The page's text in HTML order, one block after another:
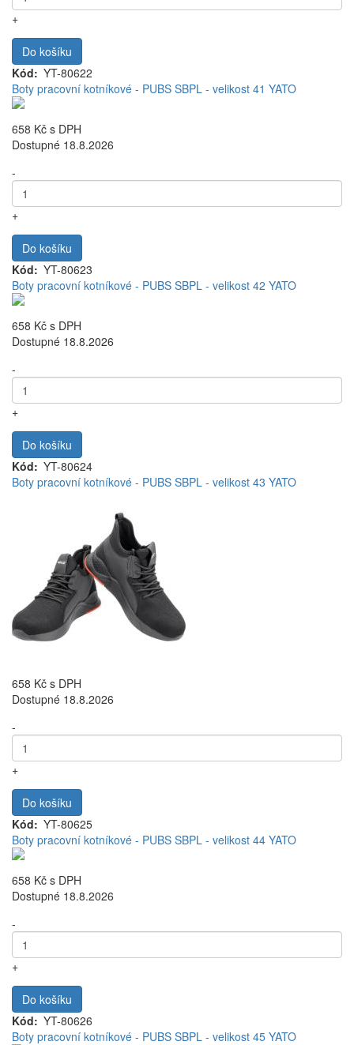
+
Do košíku
Kód
YT-80622
Boty pracovní kotníkové - PUBS SBPL - velikost 41 YATO
658 Kč s DPH
Dostupné 18.8.2026
-
+
Do košíku
Kód
YT-80623
Boty pracovní kotníkové - PUBS SBPL - velikost 42 YATO
658 Kč s DPH
Dostupné 18.8.2026
-
+
Do košíku
Kód
YT-80624
Boty pracovní kotníkové - PUBS SBPL - velikost 43 YATO
658 Kč s DPH
Dostupné 18.8.2026
-
+
Do košíku
Kód
YT-80625
Boty pracovní kotníkové - PUBS SBPL - velikost 44 YATO
658 Kč s DPH
Dostupné 18.8.2026
-
+
Do košíku
Kód
YT-80626
Boty pracovní kotníkové - PUBS SBPL - velikost 45 YATO